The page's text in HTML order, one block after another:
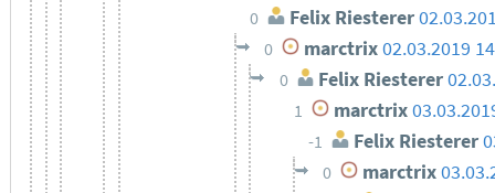
0 Felix Riesterer
0 marctrix02.03.2019
0 Felix Riesterer
1 marctrix
-1 Felix Riesterer
0 marctrix